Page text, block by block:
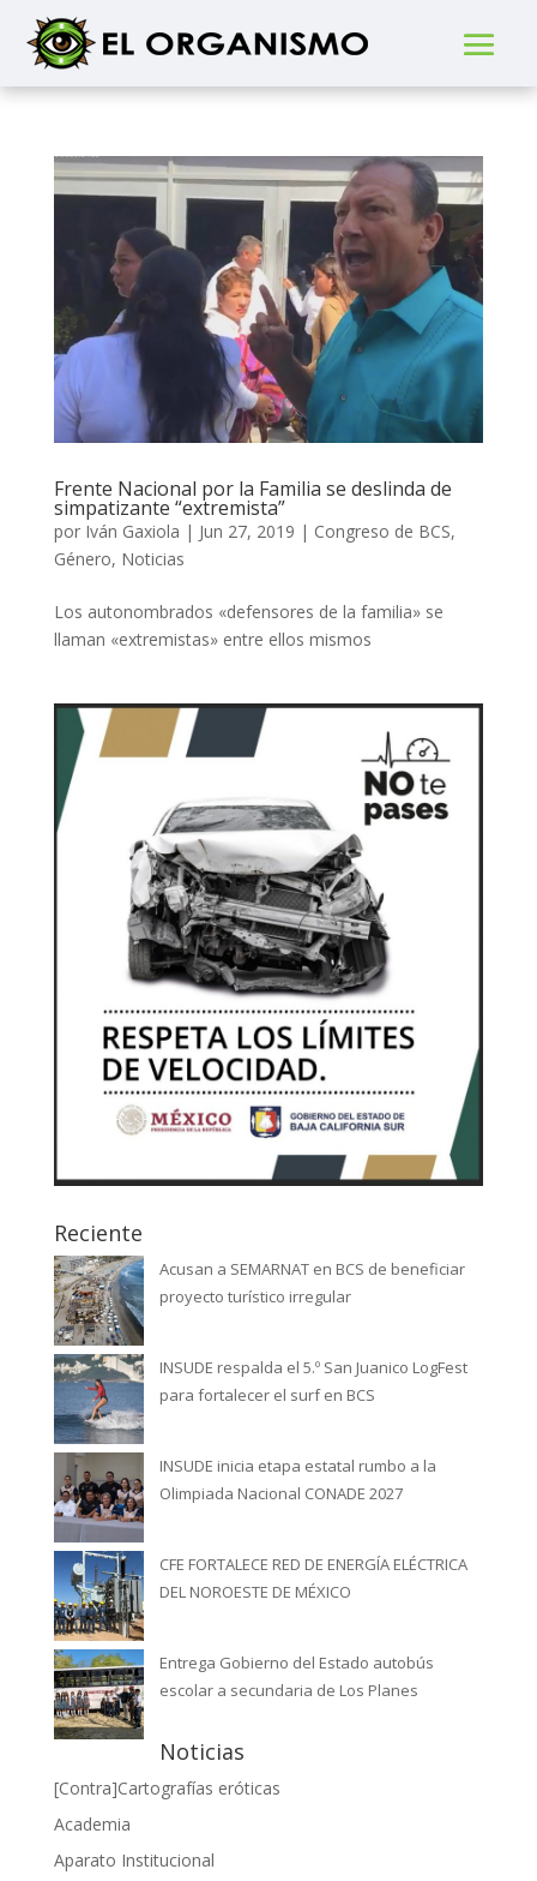
Frente Nacional por la Familia se deslinda de
simpatizante “extremista”
por Iván Gaxiola | Jun 27, 2019 | Congreso de BCS,
Género, Noticias
Los autonombrados «defensores de la familia» se
llaman «extremistas» entre ellos mismos
Reciente
Acusan a SEMARNAT en BCS de beneficiar
proyecto turístico irregular
INSUDE respalda el 5.º San Juanico LogFest
para fortalecer el surf en BCS
INSUDE inicia etapa estatal rumbo a la
Olimpiada Nacional CONADE 2027
CFE FORTALECE RED DE ENERGÍA ELÉCTRICA
DEL NOROESTE DE MÉXICO
Entrega Gobierno del Estado autobús
escolar a secundaria de Los Planes
Noticias
[Contra]Cartografías eróticas
Academia
Aparato Institucional